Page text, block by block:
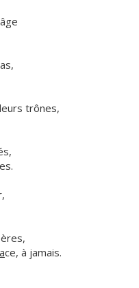
trônes,
ace, à jamais.